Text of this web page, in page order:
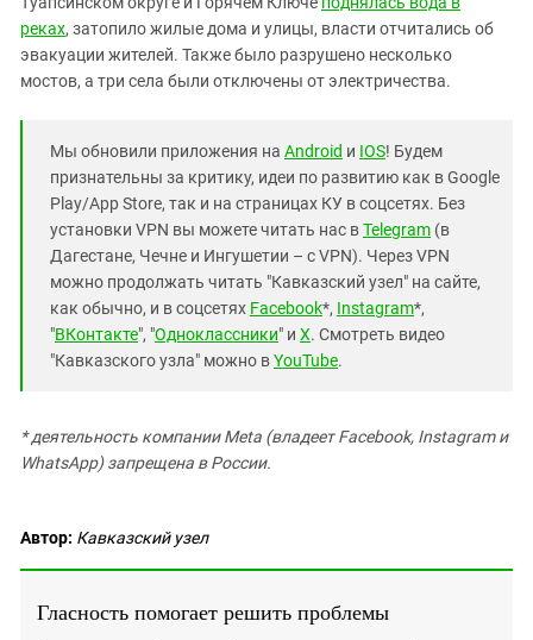
реках, затопило жилые дома и улицы, власти отчитались об
эвакуации жителей. Также было разрушено несколько
мостов, а три села были отключены от электричества.
Мы обновили приложения на Android и IOS! Будем
признательны за критику, идеи по развитию как в Google
Play/App Store, так и на страницах КУ в соцсетях. Без
установки VPN вы можете читать нас вTelegram (в
Дагестане, Чечне и Ингушетии – с VPN). Через VPN
можно продолжать читать "Кавказский узел" на сайте,
как обычно, и в соцсетях Facebook*, Instagram*,
"ВКонтакте", "Одноклассники" и X. Смотреть видео
"Кавказского узла" можно вYouTube.
* деятельность компании Meta (владеет Facebook, Instagram и
WhatsApp) запрещена в России.
Автор: Кавказский узел
Гласность помогает решить проблемы